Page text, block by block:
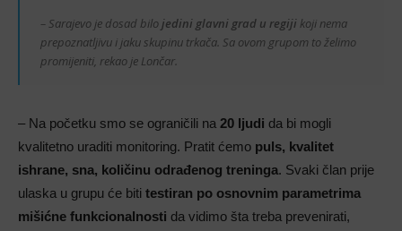
– Sarajevo je dosad bilo jedini glavni grad u regiji koji nema
prepoznatljivu i jaku skupinu trkača. Sa ovom grupom to želimo
promijeniti, rekao je Lončar.
– Na početku smo se ograničili na 20 ljudi da bi mogli
kvalitetno uraditi monitoring. Pratit ćemo puls, kvalitet
ishrane, sna, količinu odrađenog treninga. Svaki član prije
ulaska u grupu će biti testiran po osnovnim parametrima
mišićne funkcionalnosti da vidimo šta treba prevenirati,